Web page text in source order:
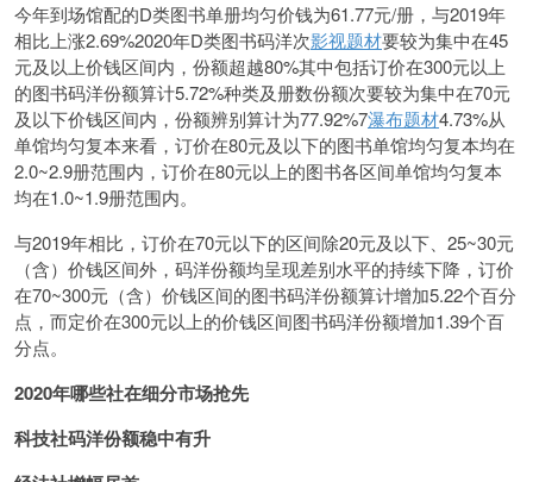
今年到场馆配的D类图书单册均匀价钱为61.77元/册，与2019年
相比上涨2.69%2020年D类图书码洋次影视题材要较为集中在45
元及以上价钱区间内，份额超越80%其中包括订价在300元以上
的图书码洋份额算计5.72%种类及册数份额次要较为集中在70元
及以下价钱区间内，份额辨别算计为77.92%7瀑布题材4.73%从
单馆均匀复本来看，订价在80元及以下的图书单馆均匀复本均在
2.0~2.9册范围内，订价在80元以上的图书各区间单馆均匀复本
均在1.0~1.9册范围内。
与2019年相比，订价在70元以下的区间除20元及以下、25~30元
（含）价钱区间外，码洋份额均呈现差别水平的持续下降，订价
在70~300元（含）价钱区间的图书码洋份额算计增加5.22个百分
点，而定价在300元以上的价钱区间图书码洋份额增加1.39个百
分点。
2020年哪些社在细分市场抢先
科技社码洋份额稳中有升